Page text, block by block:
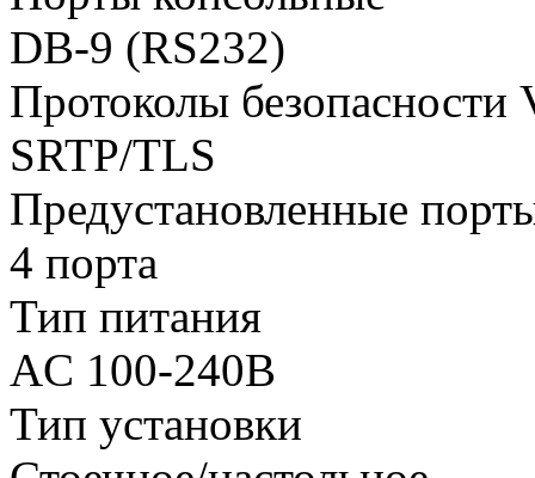
DB-9 (RS232)
Протоколы безопасности
SRTP/TLS
Предустановленные
4 порта
Тип питания
AC 100-240В
Тип установки